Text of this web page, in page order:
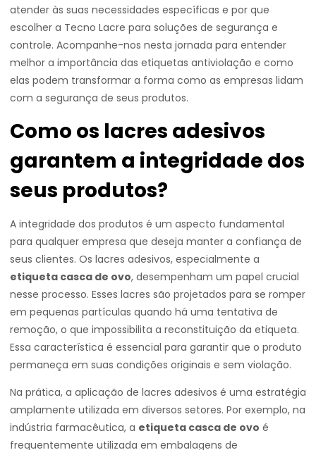
atender às suas necessidades específicas e por que
escolher a Tecno Lacre para soluções de segurança e
controle. Acompanhe-nos nesta jornada para entender
melhor a importância das etiquetas antiviolação e como
elas podem transformar a forma como as empresas lidam
com a segurança de seus produtos.
Como os lacres adesivos
garantem a integridade dos
seus produtos?
A integridade dos produtos é um aspecto fundamental
para qualquer empresa que deseja manter a confiança de
seus clientes. Os lacres adesivos, especialmente a
etiqueta casca de ovo, desempenham um papel crucial
nesse processo. Esses lacres são projetados para se romper
em pequenas partículas quando há uma tentativa de
remoção, o que impossibilita a reconstituição da etiqueta.
Essa característica é essencial para garantir que o produto
permaneça em suas condições originais e sem violação.
Na prática, a aplicação de lacres adesivos é uma estratégia
amplamente utilizada em diversos setores. Por exemplo, na
indústria farmacêutica, a etiqueta casca de ovo é
frequentemente utilizada em embalagens de